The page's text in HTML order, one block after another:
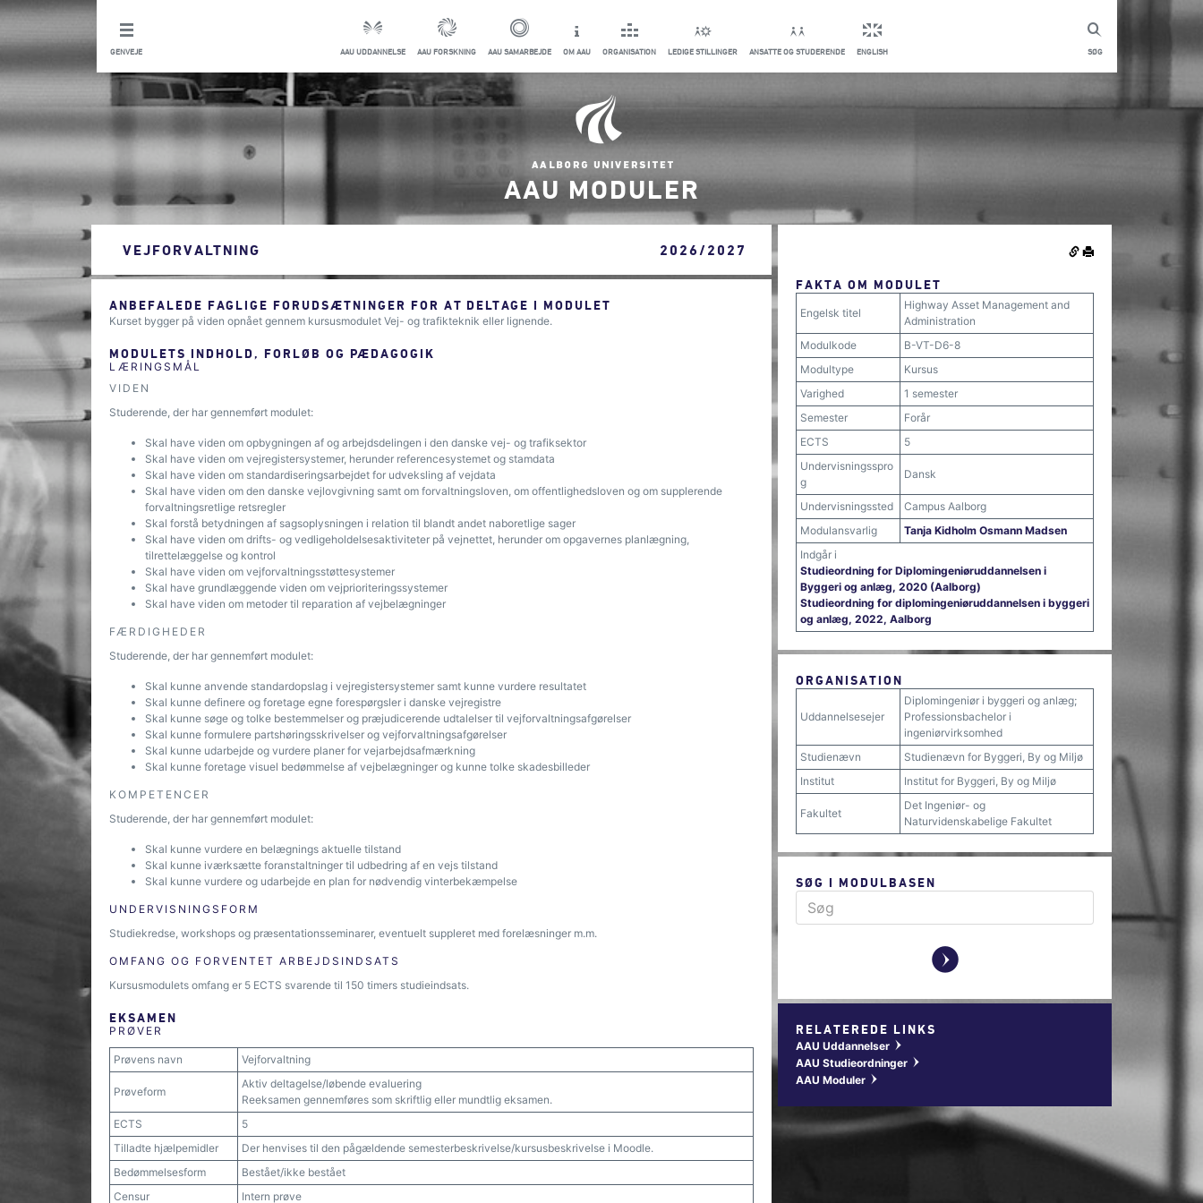
SØG
GENVEJE AAU UDDANNELSE AAU FORSKNING AAU SAMARBEJDE OM AAU ORGANISATION LEDIGE STILLINGER ANSATTE OG STUDERENDE ENGLISH
AAU MODULER
VEJFORVALTNING 2026/2027
ANBEFALEDE FAGLIGE FORUDSÆTNINGER FOR AT DELTAGE I MODULET
Kurset bygger på viden opnået gennem kursusmodulet Vej- og trafikteknik eller lignende.
MODULETS INDHOLD, FORLØB OG PÆDAGOGIK
LÆRINGSMÅL
VIDEN
Studerende, der har gennemført modulet:
Skal have viden om opbygningen af og arbejdsdelingen i den danske vej- og trafiksektor
Skal have viden om vejregistersystemer, herunder referencesystemet og stamdata
Skal have viden om standardiseringsarbejdet for udveksling af vejdata
Skal have viden om den danske vejlovgivning samt om forvaltningsloven, om offentlighedsloven og om supplerende
forvaltningsretlige retsregler
Skal forstå betydningen af sagsoplysningen i relation til blandt andet naboretlige sager
Skal have viden om drifts- og vedligeholdelsesaktiviteter på vejnettet, herunder om opgavernes planlægning,
tilrettelæggelse og kontrol
Skal have viden om vejforvaltningsstøttesystemer
Skal have grundlæggende viden om vejprioriteringssystemer
Skal have viden om metoder til reparation af vejbelægninger
FÆRDIGHEDER
Studerende, der har gennemført modulet:
Skal kunne anvende standardopslag i vejregistersystemer samt kunne vurdere resultatet
Skal kunne definere og foretage egne forespørgsler i danske vejregistre
Skal kunne søge og tolke bestemmelser og præjudicerende udtalelser til vejforvaltningsafgørelser
Skal kunne formulere partshøringsskrivelser og vejforvaltningsafgørelser
Skal kunne udarbejde og vurdere planer for vejarbejdsafmærkning
Skal kunne foretage visuel bedømmelse af vejbelægninger og kunne tolke skadesbilleder
KOMPETENCER
Studerende, der har gennemført modulet:
Skal kunne vurdere en belægnings aktuelle tilstand
Skal kunne iværksætte foranstaltninger til udbedring af en vejs tilstand
Skal kunne vurdere og udarbejde en plan for nødvendig vinterbekæmpelse
UNDERVISNINGSFORM
Studiekredse, workshops og præsentationsseminarer, eventuelt suppleret med forelæsninger m.m.
OMFANG OG FORVENTET ARBEJDSINDSATS
Kursusmodulets omfang er 5 ECTS svarende til 150 timers studieindsats.
EKSAMEN
PRØVER
Prøvens navn Vejforvaltning
Prøveform
Aktiv deltagelse/løbende evaluering
Reeksamen gennemføres som skriftlig eller mundtlig eksamen.
ECTS
5
Tilladte hjælpemidler
Der henvises til den pågældende semesterbeskrivelse/kursusbeskrivelse i Moodle.
Bedømmelsesform
Bestået/ikke bestået
Censur
Intern prøve
FAKTA OM MODULET
Engelsk titel
Highway Asset Management and
Administration
Modulkode
B-VT-D6-8
Modultype
Kursus
Varighed
1 semester
Semester
Forår
ECTS
5
Undervisningsspro
g
Dansk
Undervisningssted
Campus Aalborg
Modulansvarlig
Tanja Kidholm Osmann Madsen
Indgår i
Studieordning for Diplomingeniøruddannelsen i
Byggeri og anlæg, 2020 (Aalborg)
Studieordning for diplomingeniøruddannelsen i byggeri
og anlæg, 2022, Aalborg
ORGANISATION
Uddannelsesejer
Diplomingeniør i byggeri og anlæg;
Professionsbachelor i
ingeniørvirksomhed
Studienævn
Studienævn for Byggeri, By og Miljø
Institut
Institut for Byggeri, By og Miljø
Fakultet
Det Ingeniør- og
Naturvidenskabelige Fakultet
SØG I MODULBASEN
y
RELATEREDE LINKS
AAU Uddannelser w
AAU Studieordninger w
AAU Moduler w